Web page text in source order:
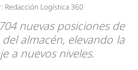
Redacción Logística 360
nuevas posiciones de
almacén, elevando la
a nuevos niveles.